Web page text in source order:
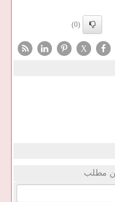
(0)
X
مطلب